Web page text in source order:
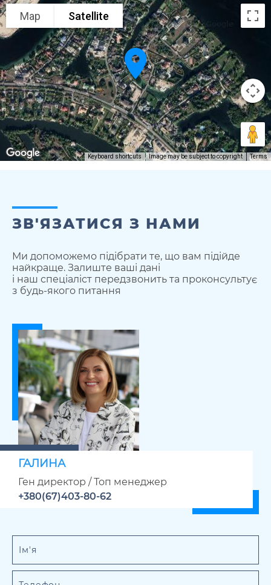
Map Satellite
Keyboard shortcuts Image may be subject to copyright Terms
ЗВ'ЯЗАТИСЯ З НАМИ
Ми допоможемо підібрати те, що вам підійде
найкраще. Залиште ваші дані
і наш спеціаліст передзвонить та проконсультує
з будь-якого питання
ГАЛИНА
Ген директор / Топ менеджер
+380(67)403-80-62